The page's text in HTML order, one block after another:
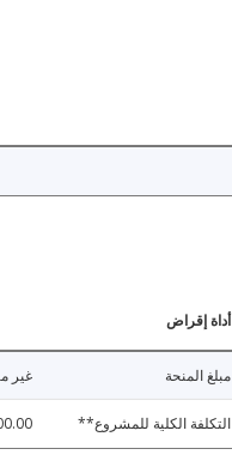
أداة إقراض
مبلغ المنحة غير
التكلفة الكلية للمشروع**